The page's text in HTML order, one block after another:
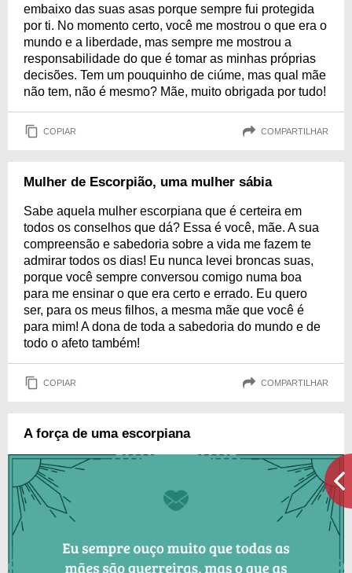
embaixo das suas asas porque sempre fui protegida
por ti. No momento certo, você me mostrou o que era o
mundo e a liberdade, mas sempre me mostrou a
responsabilidade do que é tomar as minhas próprias
decisões. Tem um pouquinho de ciúme, mas qual mãe
não tem, não é mesmo? Mãe, muito obrigada por tudo!
COPIAR COMPARTILHAR
Mulher de Escorpião, uma mulher sábia
Sabe aquela mulher escorpiana que é certeira em
todos os conselhos que dá? Essa é você, mãe. A sua
compreensão e sabedoria sobre a vida me fazem te
admirar todos os dias! Eu nunca levei broncas suas,
porque você sempre conversou comigo numa boa
para me ensinar o que era certo e errado. Eu quero
ser, para os meus filhos, a mesma mãe que você é
para mim! A dona de toda a sabedoria do mundo e de
todo o afeto também!
COPIAR COMPARTILHAR
A força de uma escorpiana